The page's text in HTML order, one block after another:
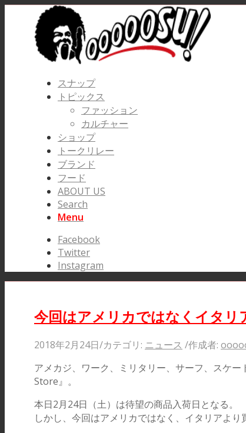
スナップ
トピックス
ファッション
カルチャー
ショップ
トークリレー
ブランド
フード
ABOUT US
Search
Menu
Facebook
Twitter
Instagram
今回はアメリカではなくイタリ
2018年2月24日/カテゴリ: ニュース /作成者:
アメカジ、ワーク、ミリタリー、サーフ、スケ
Store』。
本日2月24日（土）は待望の商品入荷日となる。
しかし、今回はアメリカではなく、イタリアより